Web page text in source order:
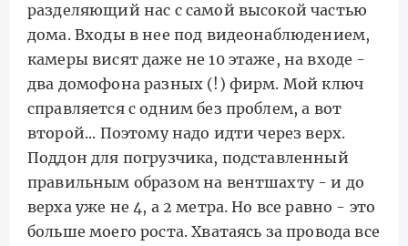
разделяющий нас с самой высокой частью
дома. Входы в нее под видеонаблюдением,
камеры висят даже не 10 этаже, на входе -
два домофона разных (!) фирм. Мой ключ
справляется с одним без проблем, а вот
второй... Поэтому надо идти через верх.
Поддон для погрузчика, подставленный
правильным образом на вентшахту - и до
верха уже не 4, а 2 метра. Но все равно - это
больше моего роста. Хватаясь за провода все